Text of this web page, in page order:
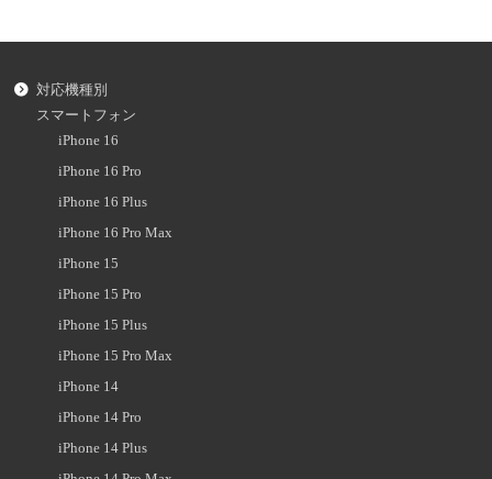
対応機種別
スマートフォン
iPhone 16
iPhone 16 Pro
iPhone 16 Plus
iPhone 16 Pro Max
iPhone 15
iPhone 15 Pro
iPhone 15 Plus
iPhone 15 Pro Max
iPhone 14
iPhone 14 Pro
iPhone 14 Plus